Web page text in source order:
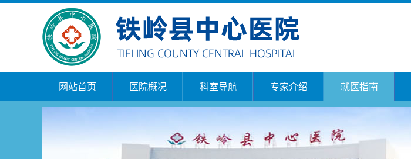
网站首页 医院概况 科室导航 专家介绍 就医指南